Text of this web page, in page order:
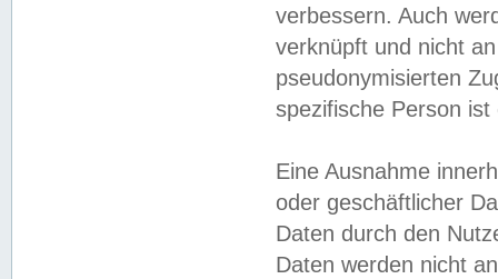
verbessern. Auch
verknüpft und nicht
pseudonymisierten
spezifische Person
Eine Ausnahme
oder geschäftlicher
Daten durch den
Daten werden nicht